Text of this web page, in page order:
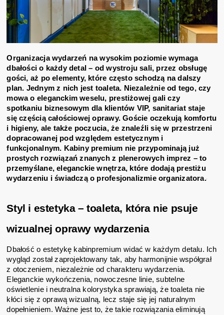
Organizacja wydarzeń na wysokim poziomie wymaga
dbałości o każdy detal – od wystroju sali, przez obsługę
gości, aż po elementy, które często schodzą na dalszy
plan. Jednym z nich jest toaleta. Niezależnie od tego, czy
mowa o eleganckim weselu, prestiżowej gali czy
spotkaniu biznesowym dla klientów VIP, sanitariat staje
się częścią całościowej oprawy. Goście oczekują komfortu
i higieny, ale także poczucia, że znaleźli się w przestrzeni
dopracowanej pod względem estetycznym i
funkcjonalnym. Kabiny premium nie przypominają już
prostych rozwiązań znanych z plenerowych imprez – to
przemyślane, eleganckie wnętrza, które dodają prestiżu
wydarzeniu i świadczą o profesjonalizmie organizatora.
Styl i estetyka – toaleta, która nie psuje
wizualnej oprawy wydarzenia
Dbałość o estetykę kabinpremium widać w każdym detalu. Ich
wygląd został zaprojektowany tak, aby harmonijnie współgrał
z otoczeniem, niezależnie od charakteru wydarzenia.
Eleganckie wykończenia, nowoczesne linie, subtelne
oświetlenie i neutralna kolorystyka sprawiają, że toaleta nie
kłóci się z oprawą wizualną, lecz staje się jej naturalnym
dopełnieniem. Ważne jest to, że takie rozwiązania eliminują